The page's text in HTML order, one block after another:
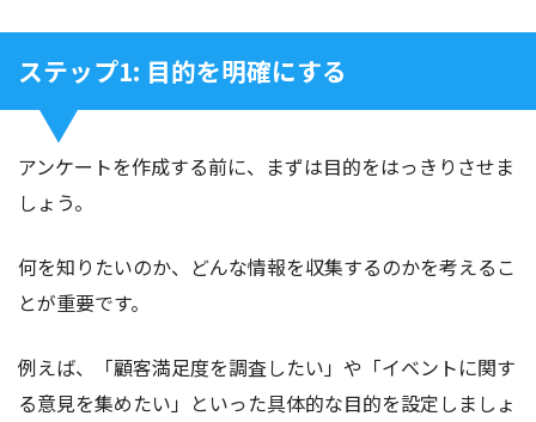
ステップ1: 目的を明確にする
アンケートを作成する前に、まずは目的をはっきりさせま
しょう。
何を知りたいのか、どんな情報を収集するのかを考えるこ
とが重要です。
例えば、「顧客満足度を調査したい」や「イベントに関す
る意見を集めたい」といった具体的な目的を設定しましょ